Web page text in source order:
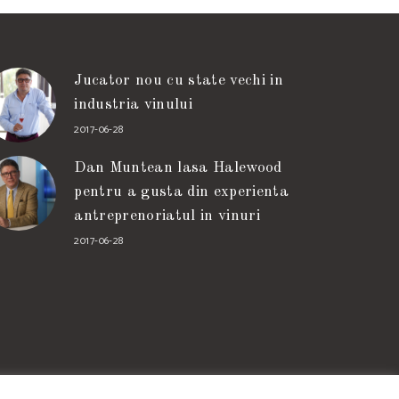
Jucator nou cu state vechi in
industria vinului
2017-06-28
Dan Muntean lasa Halewood
pentru a gusta din experienta
antreprenoriatul in vinuri
2017-06-28